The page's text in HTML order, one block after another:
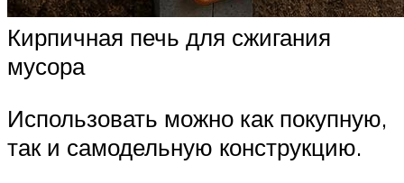
Кирпичная печь для сжигания
мусора
Использовать можно как покупную,
так и самодельную конструкцию.